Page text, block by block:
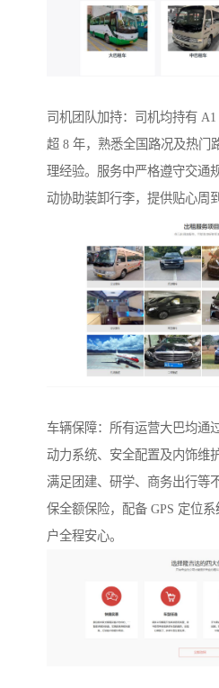
司机团队加持：司机均持有
超 8 年，熟悉全国路况及热门
理经验。服务中严格遵守交通
动协助装卸行李，提供贴心周
车辆保障：所有运营大巴均通
动力系统、安全配置及内饰维
满足团建、研学、商务出行等
保全额保险，配备 GPS 定位
户全程安心。